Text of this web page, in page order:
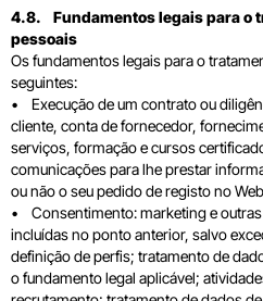
4.8. Fundamentos legais para o
pessoais
Os fundamentos legais para o
seguintes:
• Execução de um contrato ou
cliente, conta de fornecedor,
serviços, formação e cursos
comunicações para lhe prestar
ou não o seu pedido de registo no
• Consentimento: marketing e
incluídas no ponto anterior, salvo
definição de perfis; tratamento de
o fundamento legal aplicável;